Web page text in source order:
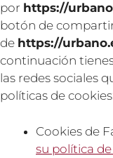
por https://
botón de
de https://
continuación
las redes sociales
políticas de
Cookies de
su política